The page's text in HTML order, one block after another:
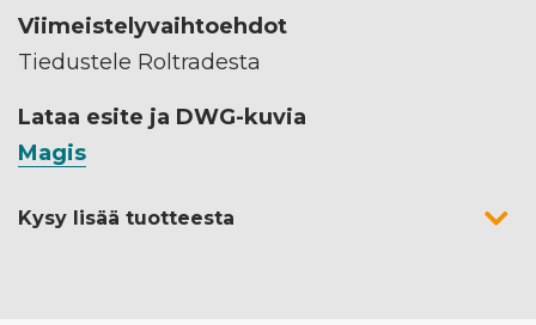
Viimeistelyvaihtoehdot
Tiedustele Roltradesta
Lataa esite ja DWG-kuvia
Magis
Kysy lisää tuotteesta